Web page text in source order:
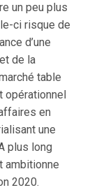
un peu plus
ci risque de
d’une
de la
table
opérationnel
en
une
plus long
ambitionne
2020.